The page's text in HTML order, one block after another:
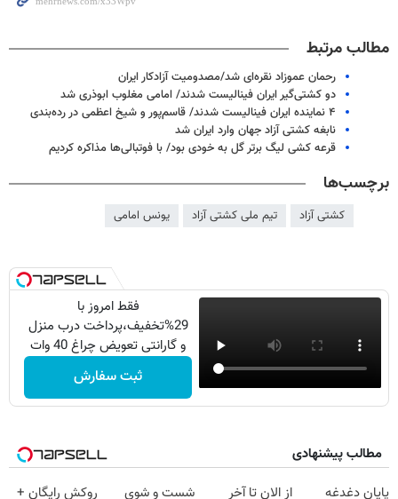
مطالب مرتبط
رحمان عموزاد نقره‌ای شد/مصدومیت آزادکار ایران
دو کشتی‌گیر ایران فینالیست شدند/ امامی مغلوب ابوذری شد
۴ نماینده ایران فینالیست شدند/ قاسم‌پور و شیخ اعظمی در رده‌بندی
نابغه کشتی آزاد جهان وارد ایران شد
قرعه کشی لیگ برتر گل به خودی بود/ با فوتبالی‌ها مذاکره کردیم
برچسب‌ها
کشتی آزاد تیم ملی کشتی آزاد یونس امامی
فقط امروز با
29%تخفیف،پرداخت درب منزل
و گارانتی تعویض چراغ 40 وات
بخر
ثبت سفارش
مطالب پیشنهادی
پایان دغدغه
از الان تا آخر شست و شوی روکش رایگان +